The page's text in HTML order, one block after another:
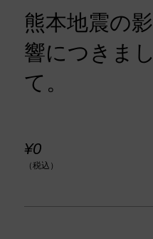
熊本地震の影
響につきまし
て。
¥0
（税込）